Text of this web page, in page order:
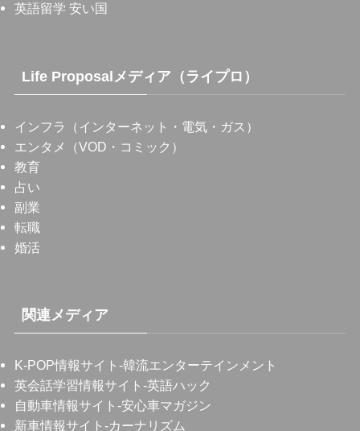
英語留学 安い国
Life Proposalメディア（ライプロ）
インフラ（インターネット・電気・ガス）
エンタメ（VOD・コミック）
教育
占い
副業
転職
婚活
関連メディア
K-POP情報サイト -韓流エンターテインメント
英会話学習情報サイト -英語ハック
自動車情報サイト -安心車マガジン
新車情報サイト -カーナリズム